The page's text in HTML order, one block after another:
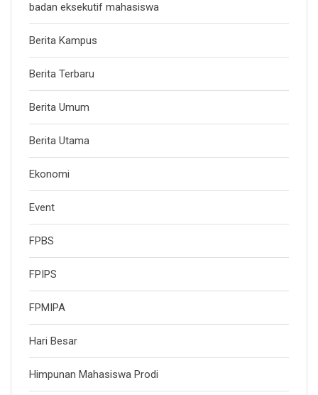
badan eksekutif mahasiswa
Berita Kampus
Berita Terbaru
Berita Umum
Berita Utama
Ekonomi
Event
FPBS
FPIPS
FPMIPA
Hari Besar
Himpunan Mahasiswa Prodi